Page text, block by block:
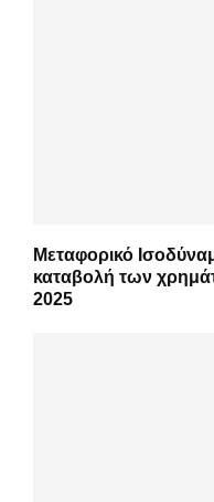
Μεταφορικό
καταβολή των
2025